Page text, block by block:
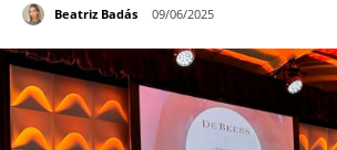
Beatriz Badás 09/06/2025